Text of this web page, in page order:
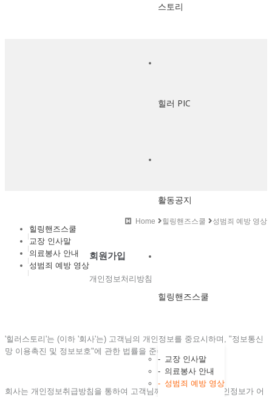
스토리
힐러 PIC
활동공지
힐링핸즈스쿨
- 교장 인사말
- 의료봉사 안내
- 성범죄 예방 영상
힐링핸즈스쿨
교장 인사말
의료봉사 안내
성범죄 예방 영상
Home 힐링핸즈스쿨 성범죄 예방 영상
회원가입
개인정보처리방침
'힐러스토리'는 (이하 '회사'는) 고객님의 개인정보를 중요시하며, "정보통신
망 이용촉진 및 정보보호"에 관한 법률을 준수하고 있습니다.
회사는 개인정보취급방침을 통하여 고객님께서 제공하시는 개인정보가 어